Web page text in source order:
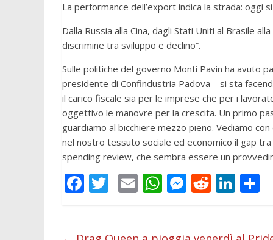
La performance dell’export indica la strada: oggi
Dalla Russia alla Cina, dagli Stati Uniti al Brasile
discrimine tra sviluppo e declino”.
Sulle politiche del governo Monti Pavin ha avuto
presidente di Confindustria Padova – si sta
il carico fiscale sia per le imprese che per i
oggettivo le manovre per la crescita. Un primo
guardiamo al bicchiere mezzo pieno. Vediamo
nel nostro tessuto sociale ed economico il gap
spending review, che sembra essere un
F T E W M R Li